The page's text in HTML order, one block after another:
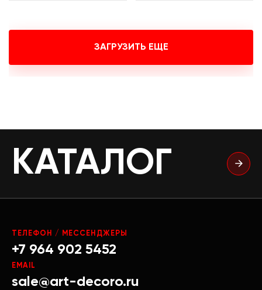
ЗАГРУЗИТЬ ЕЩЕ
КАТАЛОГ
ТЕЛЕФОН / МЕССЕНДЖЕРЫ
+7 964 902 5452
EMAIL
sale@art-decoro.ru